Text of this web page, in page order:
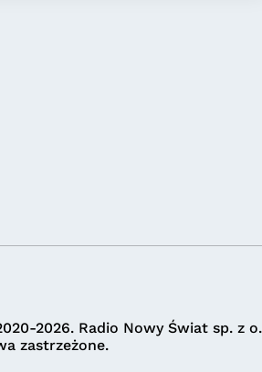
2026. Radio Nowy Świat sp. z
zastrzeżone.